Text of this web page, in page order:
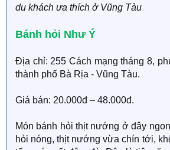
du khách ưa thích ở Vũng Tàu
Bánh hỏi Như Ý
Địa chỉ: 255 Cách mạng tháng 8,
thành phố Bà Rịa - Vũng Tàu.
Giá bán: 20.000đ – 48.000đ.
Món bánh hỏi thịt nướng ở đây
hỏi nóng, thịt nướng vừa chín tới,